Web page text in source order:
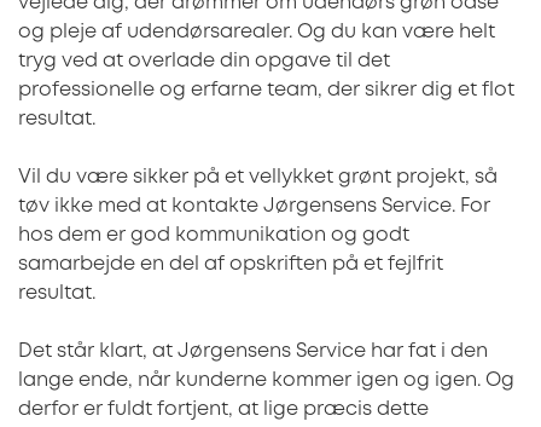
og pleje af udendørsarealer. Og du kan være helt
tryg ved at overlade din opgave til det
professionelle og erfarne team, der sikrer dig et flot
resultat.
Vil du være sikker på et vellykket grønt projekt, så
tøv ikke med at kontakte Jørgensens Service. For
hos dem er god kommunikation og godt
samarbejde en del af opskriften på et fejlfrit
resultat.
Det står klart, at Jørgensens Service har fat i den
lange ende, når kunderne kommer igen og igen. Og
derfor er fuldt fortjent, at lige præcis dette